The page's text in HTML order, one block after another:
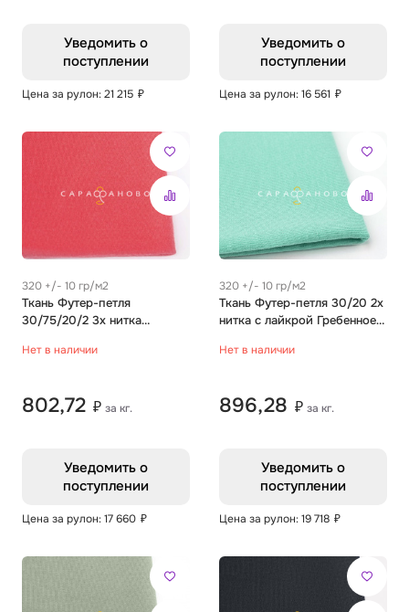
Уведомить о
поступлении
Цена за рулон: 21 215 ₽
Уведомить о
поступлении
Цена за рулон: 16 561 ₽
320 +/- 10 гр/м2
Ткань Футер-петля
30/75/20/2 3х нитка
брусника
Нет в наличии
802,72 ₽ за кг.
Уведомить о
поступлении
Цена за рулон: 17 660 ₽
320 +/- 10 гр/м2
Ткань Футер-петля 30/20 2х
нитка с лайкрой Гребенное
Нет в наличии
896,28 ₽ за кг.
Уведомить о
поступлении
Цена за рулон: 19 718 ₽